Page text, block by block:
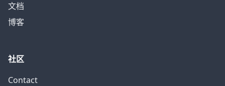
文档
博客
社区
Contact